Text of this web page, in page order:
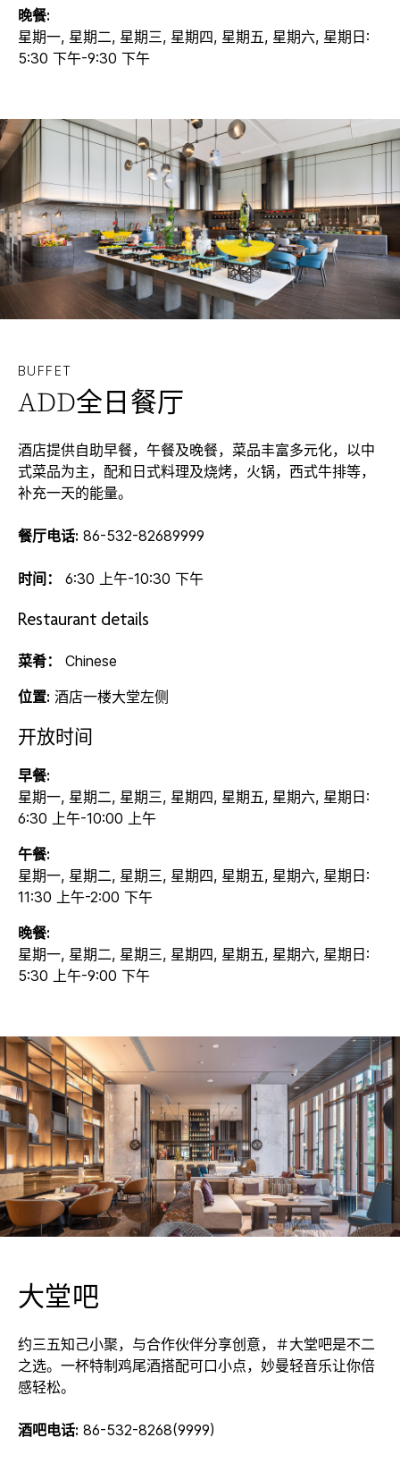
晚餐:
星期一, 星期二, 星期三, 星期四, 星期五, 星期六, 星期日:
5:30 下午-9:30 下午
BUFFET
ADD全日餐厅
酒店提供自助早餐，午餐及晚餐，菜品丰富多元化，以中
式菜品为主，配和日式料理及烧烤，火锅，西式牛排等，
补充一天的能量。
餐厅电话: 86-532-82689999
时间： 6:30 上午-10:30 下午
Restaurant details
菜肴：
Chinese
位置: 酒店一楼大堂左侧
开放时间
早餐:
星期一, 星期二, 星期三, 星期四, 星期五, 星期六, 星期日:
6:30 上午-10:00 上午
午餐:
星期一, 星期二, 星期三, 星期四, 星期五, 星期六, 星期日:
11:30 上午-2:00 下午
晚餐:
星期一, 星期二, 星期三, 星期四, 星期五, 星期六, 星期日:
5:30 上午-9:00 下午
大堂吧
约三五知己小聚，与合作伙伴分享创意，＃大堂吧是不二
之选。一杯特制鸡尾酒搭配可口小点，妙曼轻音乐让你倍
感轻松。
酒吧电话: 86-532-8268(9999)